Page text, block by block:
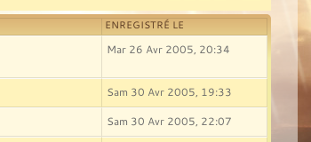
ENREGISTRÉ LE
Mar 26 Avr 2005, 20:34
Sam 30 Avr 2005, 19:33
Sam 30 Avr 2005, 22:07